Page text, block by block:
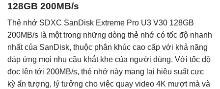
128GB 200MB/s
Thẻ nhớ SDXC SanDisk Extreme Pro U3 V30 128GB
200MB/s là một trong những dòng thẻ nhớ có tốc độ nhanh
nhất của SanDisk, thuộc phân khúc cao cấp với khả năng
đáp ứng mọi nhu cầu khắt khe của người dùng. Với tốc độ
đọc lên tới 200MB/s, thẻ nhớ này mang lại hiệu suất cực
kỳ ấn tượng, lý tưởng cho việc quay video 4K mượt mà và